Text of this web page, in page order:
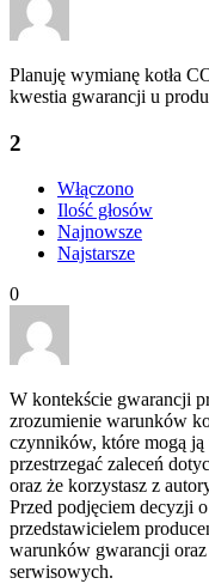
Planuję wymianę kotła
kwestia gwarancji u
2
Włączono
Ilość głosów
Najnowsze
Najstarsze
0
W kontekście gwarancji
zrozumienie warunków
czynników, które mogą
przestrzegać zaleceń
oraz że korzystasz z
Przed podjęciem decyzji
przedstawicielem
warunków gwarancji
serwisowych.